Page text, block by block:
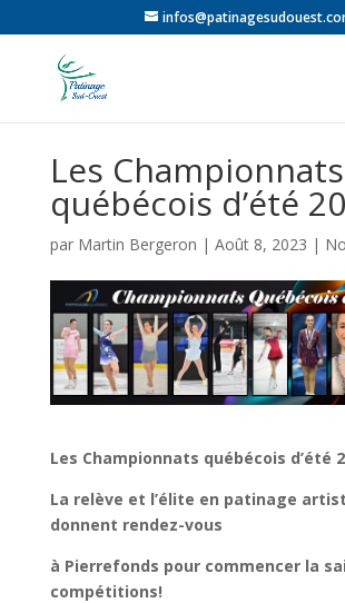
Les Championnats
québécois d’été
par Martin Bergeron | Août 8, 2023 |
Les Championnats québécois d’été
La relève et l’élite en patinage
donnent rendez-vous
à Pierrefonds pour commencer la
compétitions!